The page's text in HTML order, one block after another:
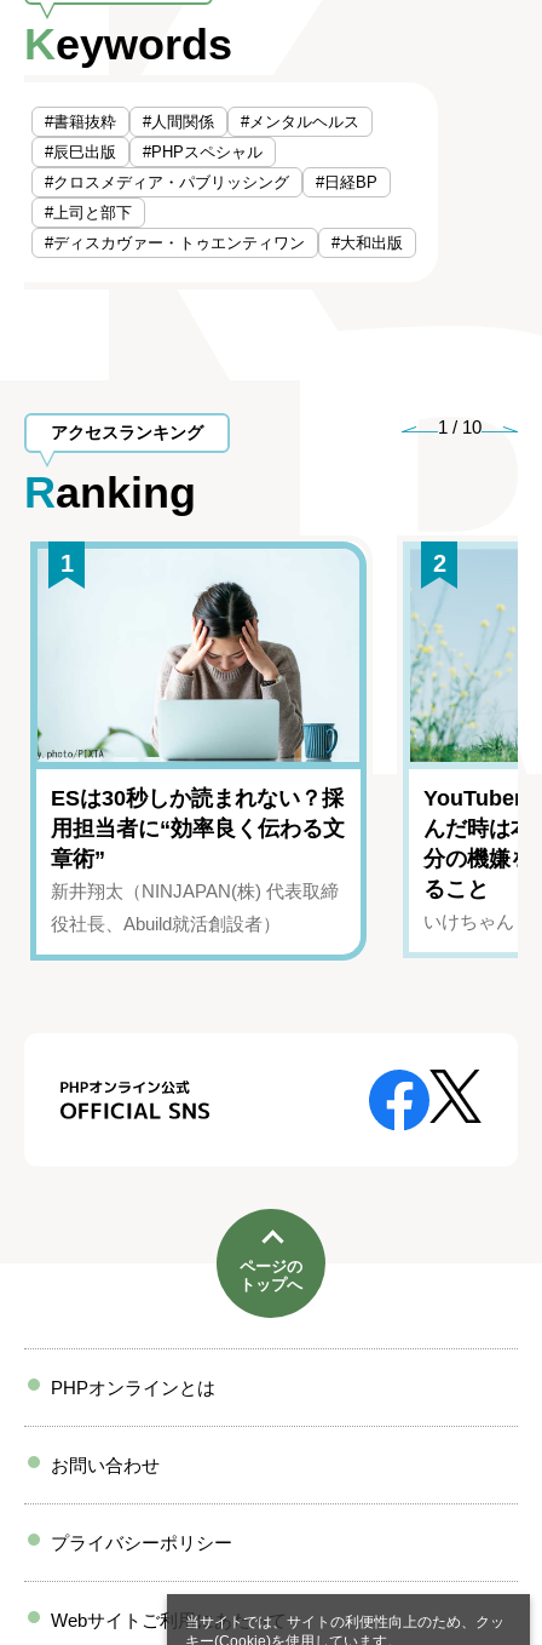
当サイトでは、サイトの利便性向上のため、クッ
キー(Cookie)を使用しています。
Keywords
#書籍抜粋 #人間関係
#メンタルヘルス
#辰巳出版
#PHPスペシャル
#クロスメディア・パブリッシング
#日経BP
#上司と部下
#ディスカヴァー・トゥエンティワン
#大和出版
アクセスランキング
Ranking
1 / 10
1
ESは30秒しか読まれない？採
用担当者に“効率良く伝わる文
章術”
新井翔太（NINJAPAN(株) 代表取締
役社長、Abuild就活創設者）
2
YouTuber
んだ時は
分の機嫌を
ること
いけちゃん（
ページの
トップへ
PHPオンラインとは
お問い合わせ
プライバシーポリシー
Webサイトご利用にあたって